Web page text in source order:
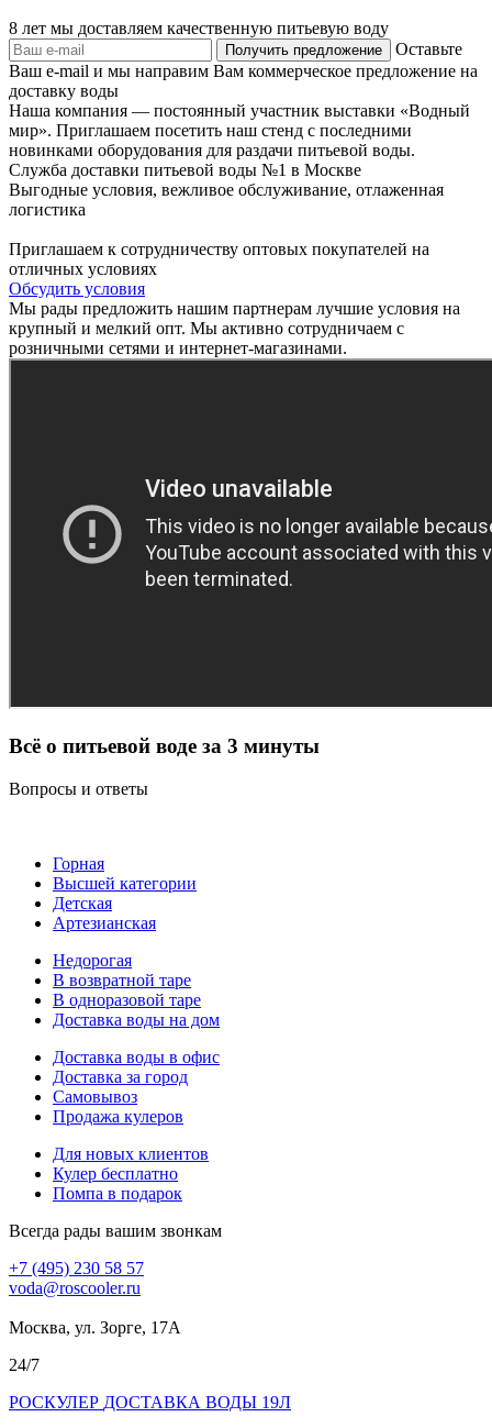
8 лет мы доставляем качественную питьевую воду
Оставьте
Ваш e-mail и мы направим Вам коммерческое предложение на
доставку воды
Наша компания — постоянный участник выставки «Водный
мир». Приглашаем посетить наш стенд с последними
новинками оборудования для раздачи питьевой воды.
Служба доставки питьевой воды №1 в Москве
Выгодные условия, вежливое обслуживание, отлаженная
логистика
Приглашаем к сотрудничеству оптовых покупателей на
отличных условиях
Обсудить условия
Мы рады предложить нашим партнерам лучшие условия на
крупный и мелкий опт. Мы активно сотрудничаем с
розничными сетями и интернет-магазинами.
Всё о питьевой воде за 3 минуты
Вопросы и ответы
Горная
Высшей категории
Детская
Артезианская
Недорогая
В возвратной таре
В одноразовой таре
Доставка воды на дом
Доставка воды в офис
Доставка за город
Самовывоз
Продажа кулеров
Для новых клиентов
Кулер бесплатно
Помпа в подарок
Всегда рады вашим звонкам
+7 (495) 230 58 57
voda@roscooler.ru
Москва, ул. Зорге, 17А
24/7
РОСКУЛЕР ДОСТАВКА ВОДЫ 19Л